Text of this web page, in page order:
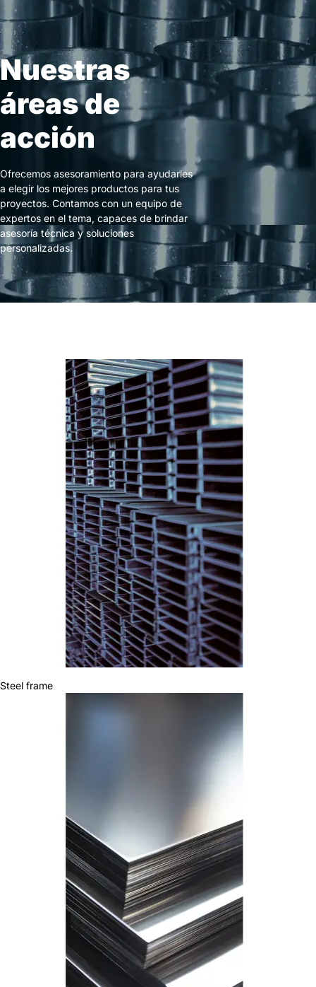
Nuestras
áreas de
acción
Ofrecemos asesoramiento para ayudarles
a elegir los mejores productos para tus
proyectos. Contamos con un equipo de
expertos en el tema, capaces de brindar
asesoría técnica y soluciones
personalizadas.
Steel frame